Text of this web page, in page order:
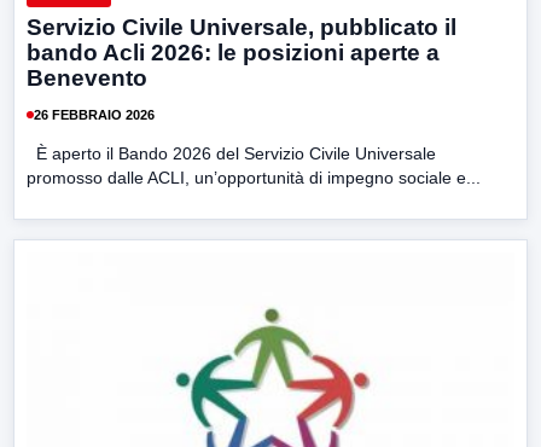
Servizio Civile Universale, pubblicato il
bando Acli 2026: le posizioni aperte a
Benevento
26 FEBBRAIO 2026
È aperto il Bando 2026 del Servizio Civile Universale
promosso dalle ACLI, un’opportunità di impegno sociale e...